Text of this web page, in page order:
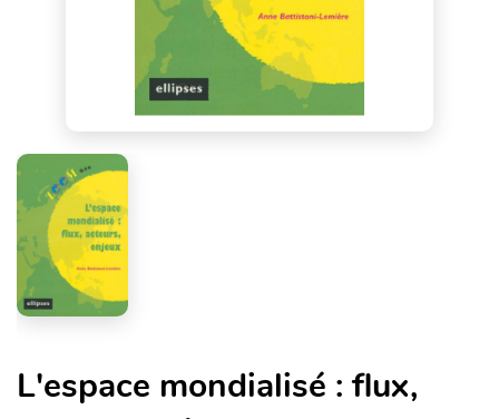
L'espace mondialisé : flux,